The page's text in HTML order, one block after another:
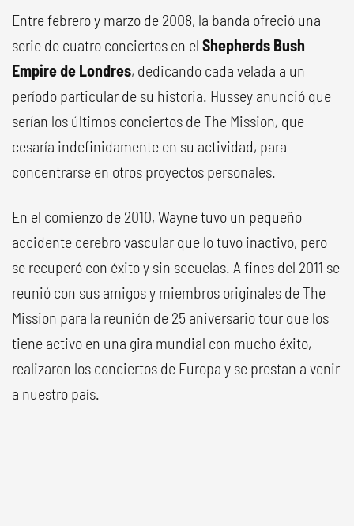
Entre febrero y marzo de 2008, la banda ofreció una
serie de cuatro conciertos en el Shepherds Bush
Empire de Londres, dedicando cada velada a un
período particular de su historia. Hussey anunció que
serían los últimos conciertos de The Mission, que
cesaría indefinidamente en su actividad, para
concentrarse en otros proyectos personales.
En el comienzo de 2010, Wayne tuvo un pequeño
accidente cerebro vascular que lo tuvo inactivo, pero
se recuperó con éxito y sin secuelas. A fines del 2011 se
reunió con sus amigos y miembros originales de The
Mission para la reunión de 25 aniversario tour que los
tiene activo en una gira mundial con mucho éxito,
realizaron los conciertos de Europa y se prestan a venir
a nuestro país.